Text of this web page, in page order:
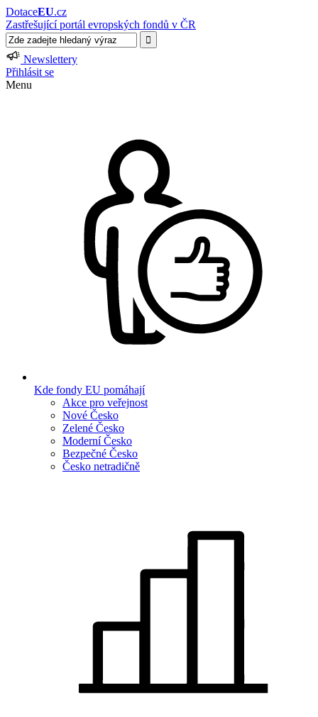
DotaceEU.cz
Zastřešující portál evropských fondů v ČR
Newslettery
Přihlásit se
Menu
Kde fondy EU pomáhají
Akce pro veřejnost
Nové Česko
Zelené Česko
Moderní Česko
Bezpečné Česko
Česko netradičně